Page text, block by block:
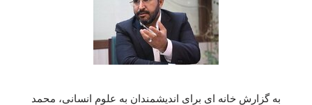
به گزارش خانه ای برای اندیشمندان به علوم انسانی، محمد